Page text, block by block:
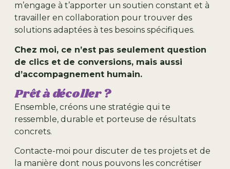
m’engage à t’apporter un soutien constant et à
travailler en collaboration pour trouver des
solutions adaptées à tes besoins spécifiques.
Chez moi, ce n’est pas seulement question
de clics et de conversions, mais aussi
d’accompagnement humain.
Prêt à décoller ?
Ensemble, créons une stratégie qui te
ressemble, durable et porteuse de résultats
concrets.
Contacte-moi pour discuter de tes projets et de
la manière dont nous pouvons les concrétiser